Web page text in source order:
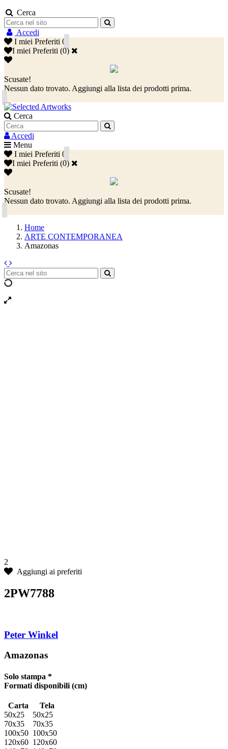
Cerca
Accedi
I miei Preferiti 0
I miei Preferiti (0)
Scusate!
Nessun dato trovato. Aggiungi alla lista dei prodotti prima.
Cerca
Accedi
Menu
I miei Preferiti 0
I miei Preferiti (0)
Scusate!
Nessun dato trovato. Aggiungi alla lista dei prodotti prima.
Home
ARTE CONTEMPORANEA
Amazonas
2
Aggiungi ai preferiti
2PW7788
Peter Winkel
Amazonas
Solo stampa *
Formati disponibili (cm)
Carta
Tela
50x25
50x25
70x35
70x35
100x50 100x50
120x60 120x60